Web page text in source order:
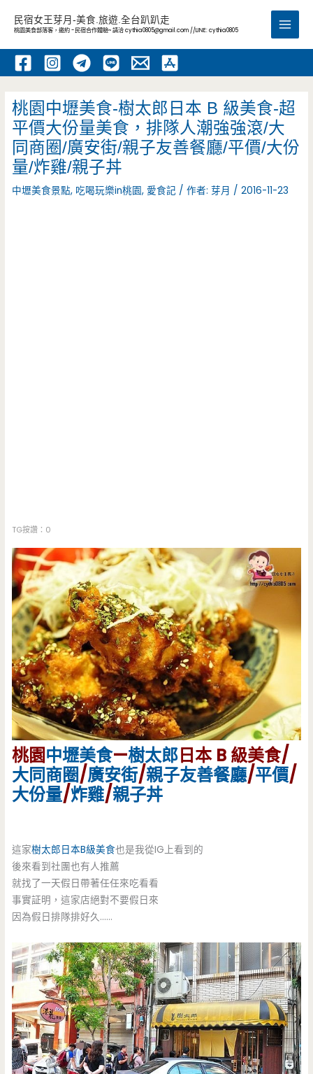
內
民宿女王芽月-美食.旅遊.全台趴趴走
桃園美食部落客，邀約 -民宿合作體驗~ 請洽cythia0805@gmail.com //LINE: cythia0805
Main
桃園中壢美食-樹太郎日本 B 級美食-超
平價大份量美食，排隊人潮強強滾/大
同商圈/廣安街/親子友善餐廳/平價/大份
量/炸雞/親子丼
中壢美食景點, 吃喝玩樂in桃園, 愛食記 / 作者:芽月 /2016-11-23
TG按讚：0
桃園中壢美食—樹太郎日本 B 級美食/
大同商圈/廣安街/親子友善餐廳/平價/
大份量/炸雞/親子丼
這家樹太郎 日本B級美食也是我從IG上看到的
後來看到社團也有人推薦
就找了一天假日帶著任任來吃看看
事實証明，這家店絕對不要假日來
因為假日排隊排好久……